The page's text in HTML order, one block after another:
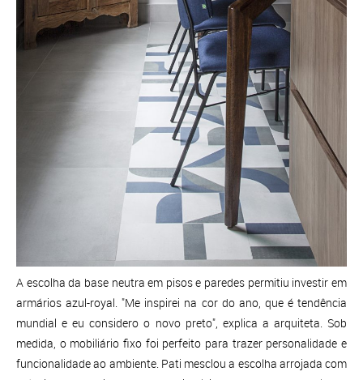
A escolha da base neutra em pisos e paredes permitiu investir em
armários azul-royal. "Me inspirei na cor do ano, que é tendência
mundial e eu considero o novo preto", explica a arquiteta. Sob
medida, o mobiliário fixo foi perfeito para trazer personalidade e
funcionalidade ao ambiente. Pati mesclou a escolha arrojada com